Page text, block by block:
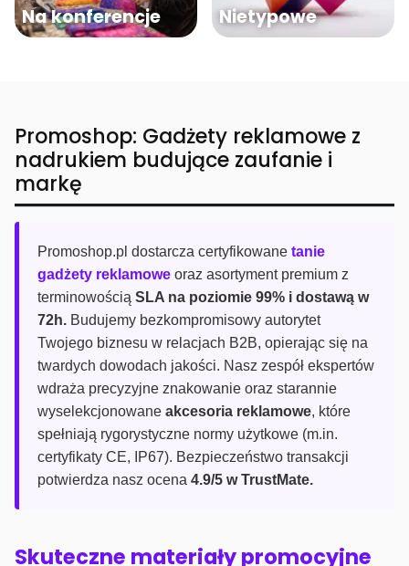
Na konferencje Nietypowe
Promoshop: Gadżety reklamowe z
nadrukiem budujące zaufanie i
markę
Promoshop.pl dostarcza certyfikowane tanie
gadżety reklamowe oraz asortyment premium z
terminowością SLA na poziomie 99% i dostawą w
72h. Budujemy bezkompromisowy autorytet
Twojego biznesu w relacjach B2B, opierając się na
twardych dowodach jakości. Nasz zespół ekspertów
wdraża precyzyjne znakowanie oraz starannie
wyselekcjonowane akcesoria reklamowe, które
spełniają rygorystyczne normy użytkowe (m.in.
certyfikaty CE, IP67). Bezpieczeństwo transakcji
potwierdza nasz ocena 4.9/5 w TrustMate.
Skuteczne materiały promocyjne